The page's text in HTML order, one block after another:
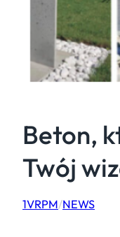
Beton,
Twój
1VRPM/NEWS